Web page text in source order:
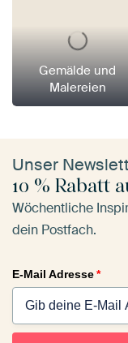
Gemälde und
Malereien
Unser
10 % Rabatt
Wöchentliche
dein Postfach.
E-Mail Adresse*